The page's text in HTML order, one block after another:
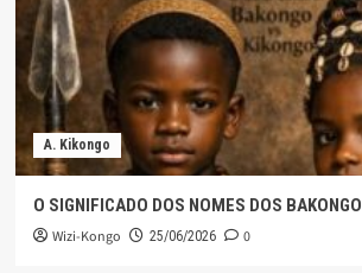
A. Kikongo
O SIGNIFICADO DOS NOMES DOS BAKONGO
Wizi-Kongo 25/06/2026 0